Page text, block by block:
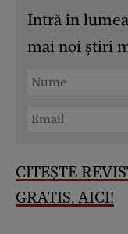
Intră în lumea
mai noi știri
CITEȘTE
GRATIS, AICI!